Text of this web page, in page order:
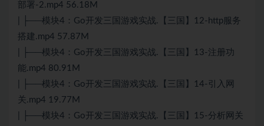
部署-2.mp4 56.18M
| ├──模块4：Go开发三国游戏实战.【三国】12-http服务
搭建.mp4 57.87M
| ├──模块4：Go开发三国游戏实战.【三国】13-注册功
能.mp4 80.91M
| ├──模块4：Go开发三国游戏实战.【三国】14-引入网
关.mp4 19.77M
| ├──模块4：Go开发三国游戏实战.【三国】15-分析网关